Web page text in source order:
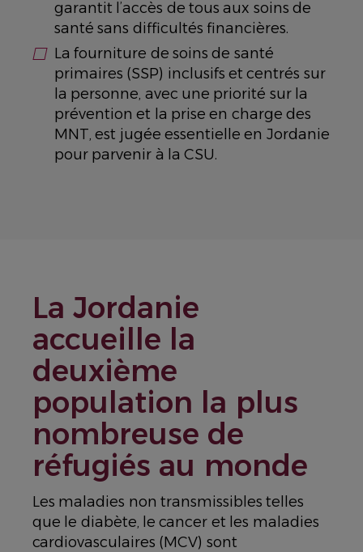
garantit l’accès de tous aux soins de
santé sans difficultés financières.
La fourniture de soins de santé
primaires (SSP) inclusifs et centrés sur
la personne, avec une priorité sur la
prévention et la prise en charge des
MNT, est jugée essentielle en Jordanie
pour parvenir à la CSU.
La Jordanie
accueille la
deuxième
population la plus
nombreuse de
réfugiés au monde
Les maladies non transmissibles telles
que le diabète, le cancer et les maladies
cardiovasculaires (MCV) sont